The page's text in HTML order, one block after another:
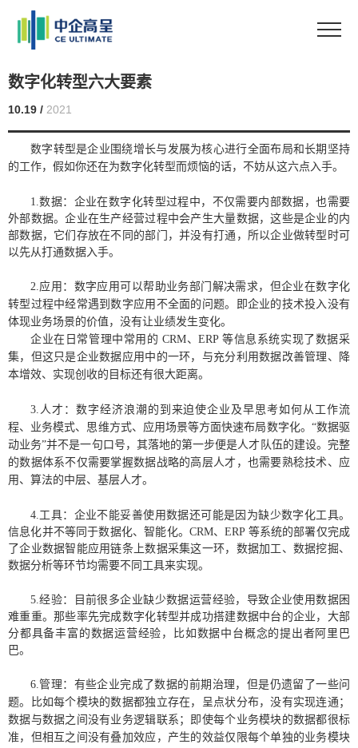
数字化转型六大要素
10.19 / 2021
数字转型是企业围绕增长与发展为核心进行全面布局和长期坚持
的工作，假如你还在为数字化转型而烦恼的话，不妨从这六点入手。
1.数据： 企业在数字化转型过程中，不仅需要内部数据，也需要
外部数据。企业在生产经营过程中会产生大量数据，这些是企业的内
部数据，它们存放在不同的部门，并没有打通 ， 所以企业做转型时可
以先从打通数据入手。
2.应用 ： 数字应用可以帮助业务部门解决需求，但企业在数字化
转型过程中经常遇到数字应用不全面的问题。即企业的技术投入没有
体现业务场景的价值，没有让业绩发生变化。
企业在日常管理中常用的 CRM、ERP 等信息系统实现了数据采
集，但这只是企业数据应用中的一环，与充分利用数据改善管理、降
本增效、实现创收的目标还有很大距离。
3. 人才：数字经济浪潮的到来迫使企业及早思考如何从工作流
程、业务模式、思维方式、应用场景等方面快速布局数字化。 “数据驱
动业务”并不是一句口号，其落地的第一步便是人才队伍的建设。完整
的数据体系不仅需要掌握数据战略的高层人才，也需要熟稔技术、应
用、算法的中层、基层人才。
4.工具： 企业不能妥善使用数据还可能是因为缺少数字化工具。
信息化并不等同于数据化、智能化。 CRM、ERP 等系统的部署仅完成
了企业数据智能应用链条上数据采集这一环，数据加工、数据挖掘、
数据分析等环节均需要不同工具来实现。
5.经验： 目前很多企业缺少数据运营经验， 导致企业使用数据困
难重重。那些率先完成数字化转型并成功搭建数据中台的企业，大部
分都具备丰富的数据运营经验，比如数据中台概念的提出者阿里巴
巴。
6.管理： 有些企业完成了数据的前期治理，但是仍遗留了一些问
题。比如每个模块的数据都独立存在，呈点状分布，没有实现连通；
数据与数据之间没有业务逻辑联系；即使每个业务模块的数据都很标
准，但相互之间没有叠加效应，产生的效益仅限每个单独的业务模块